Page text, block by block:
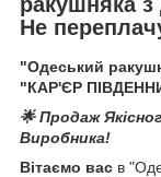
Не
"Одеський
"КАР'ЄР
🌟 Продаж
Виробника!
Вітаємо вас в